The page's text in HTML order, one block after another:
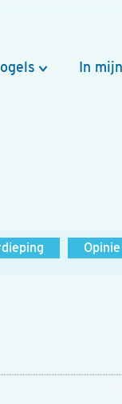
In
Opinie